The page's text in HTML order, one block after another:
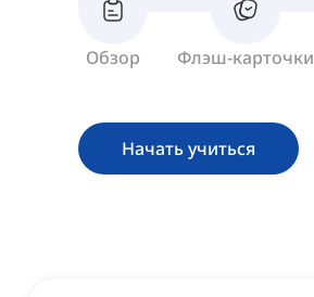
Обзор Флэш-карточки
Начать учиться